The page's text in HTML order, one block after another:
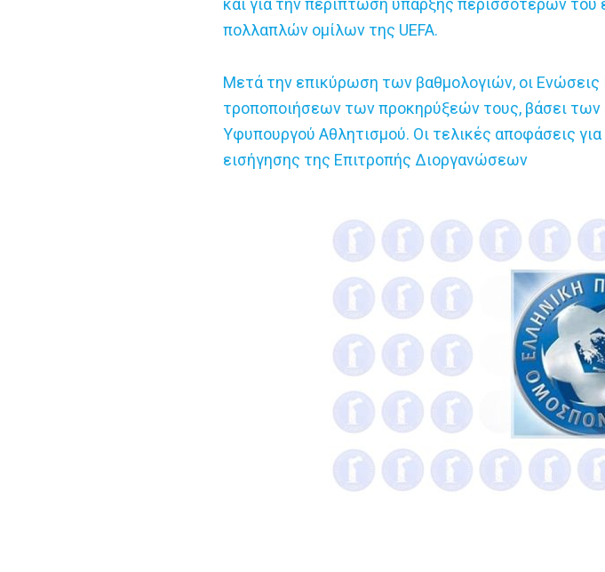
και για την περίπτωση ύπαρξης περισσοτέρων του
πολλαπλών ομίλων της UEFA.
Μετά την επικύρωση των βαθμολογιών, οι
τροποποιήσεων των προκηρύξεών τους, βάσει
Υφυπουργού Αθλητισμού. Οι τελικές αποφάσεις
εισήγησης της Επιτροπής Διοργανώσεων